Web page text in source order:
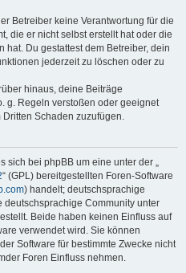
Betreiber keine Verantwortung für die
die er nicht selbst erstellt hat oder die
hat. Du gestattest dem Betreiber, dein
jederzeit zu löschen oder zu
hinaus, deine Beiträge
g. Regeln verstoßen oder geeignet
Schaden zuzufügen.
sich bei phpBB um eine unter der „
“ (GPL) bereitgestellten Foren-Software
) handelt; deutschsprachige
deutschsprachige Community unter
Beide haben keinen Einfluss auf
verwendet wird. Sie können
Software für bestimmte Zwecke nicht
Foren Einfluss nehmen.